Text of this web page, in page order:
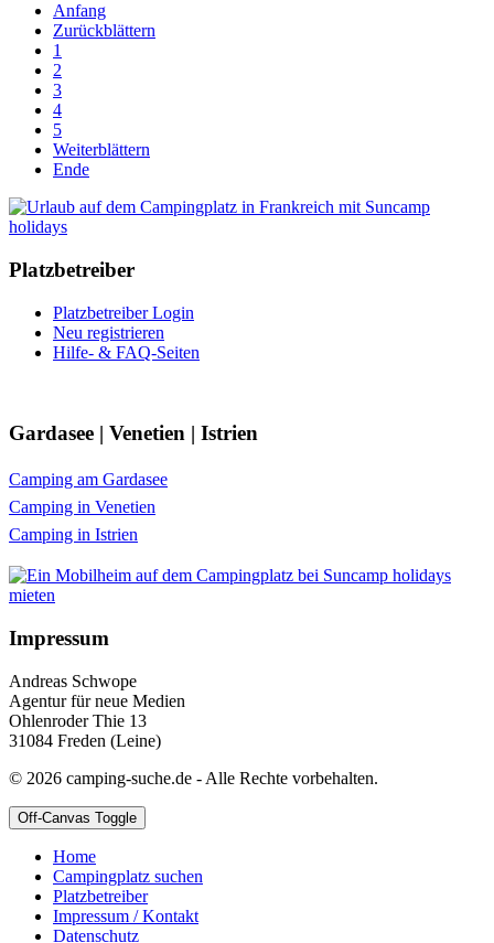
Anfang
Zurückblättern
1
2
3
4
5
Weiterblättern
Ende
Platzbetreiber
Platzbetreiber Login
Neu registrieren
Hilfe- & FAQ-Seiten
Gardasee | Venetien | Istrien
Camping am Gardasee
Camping in Venetien
Camping in Istrien
Impressum
Andreas Schwope
Agentur für neue Medien
Ohlenroder Thie 13
31084 Freden (Leine)
© 2026 camping-suche.de - Alle Rechte vorbehalten.
Off-Canvas Toggle
Home
Campingplatz suchen
Platzbetreiber
Impressum / Kontakt
Datenschutz